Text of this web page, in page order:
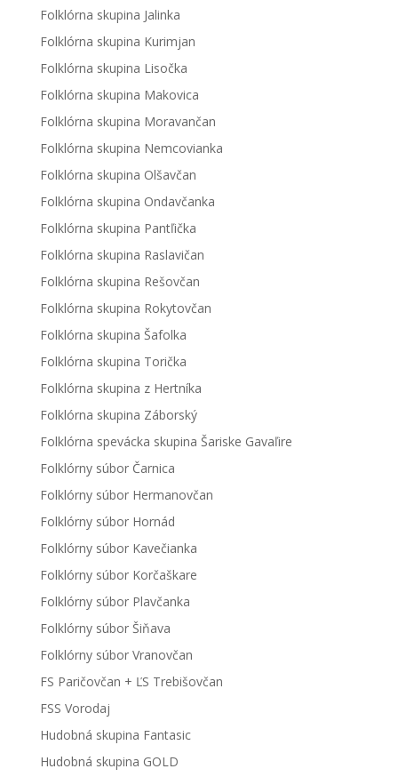
Folklórna skupina Jalinka
Folklórna skupina Kurimjan
Folklórna skupina Lisočka
Folklórna skupina Makovica
Folklórna skupina Moravančan
Folklórna skupina Nemcovianka
Folklórna skupina Olšavčan
Folklórna skupina Ondavčanka
Folklórna skupina Pantľička
Folklórna skupina Raslavičan
Folklórna skupina Rešovčan
Folklórna skupina Rokytovčan
Folklórna skupina Šafolka
Folklórna skupina Torička
Folklórna skupina z Hertníka
Folklórna skupina Záborský
Folklórna spevácka skupina Šariske Gavaľire
Folklórny súbor Čarnica
Folklórny súbor Hermanovčan
Folklórny súbor Hornád
Folklórny súbor Kavečianka
Folklórny súbor Korčaškare
Folklórny súbor Plavčanka
Folklórny súbor Šiňava
Folklórny súbor Vranovčan
FS Paričovčan + ĽS Trebišovčan
FSS Vorodaj
Hudobná skupina Fantasic
Hudobná skupina GOLD